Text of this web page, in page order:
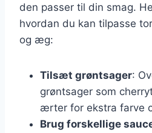
den passer til din smag.
hvordan du kan tilpasse
og æg:
Tilsæt grøntsager:
grøntsager som
ærter for ekstra farve
Brug forskellige